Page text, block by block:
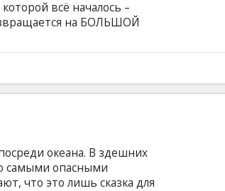
всё началось –
на БОЛЬШОЙ
жены. Он живет
садист не решает
как расчехлить свой
океана. В здешних
самыми опасными
что это лишь сказка для